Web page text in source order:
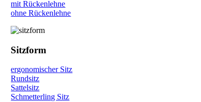
mit Rückenlehne
ohne Rückenlehne
Sitzform
ergonomischer Sitz
Rundsitz
Sattelsitz
Schmetterling Sitz